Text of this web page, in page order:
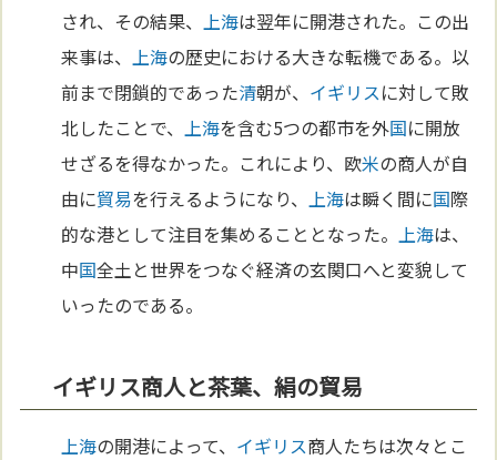
され、その結果、上海は翌年に開港された。この出
来事は、上海の歴史における大きな転機である。以
前まで閉鎖的であった清朝が、 イギリスに対して敗
北したことで、上海を含む5つの都市を外国に開放
せざるを得なかった。これにより、欧米の商人が自
由に貿易を行えるようになり、上海は瞬く間に国際
的な港として注目を集めることとなった。上海は、
中国全土と世界をつなぐ経済の玄関口へと変貌して
いったのである。
イギリス商人と茶葉、絹の貿易
上海の開港によって、 イギリス商人たちは次々とこ